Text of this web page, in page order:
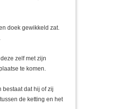
doek gewikkeld zat.
zelf met zijn
te komen.
bestaat dat hij of zij
de ketting en het